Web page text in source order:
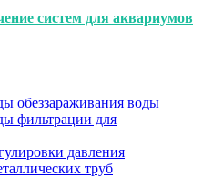
систем для аквариумов
обеззараживания воды
фильтрации для
давления
труб